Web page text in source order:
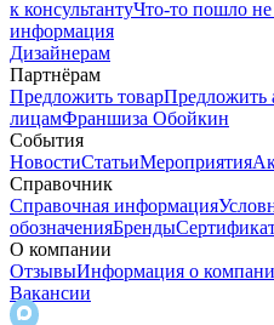
к консультантуЧто-то пошло не
информация
Дизайнерам
Партнёрам
Предложить товарПредложить
лицамФраншиза Обойкин
События
НовостиСтатьиМероприятия
Справочник
Справочная информация
обозначенияБренды
О компании
ОтзывыИнформация о
Вакансии